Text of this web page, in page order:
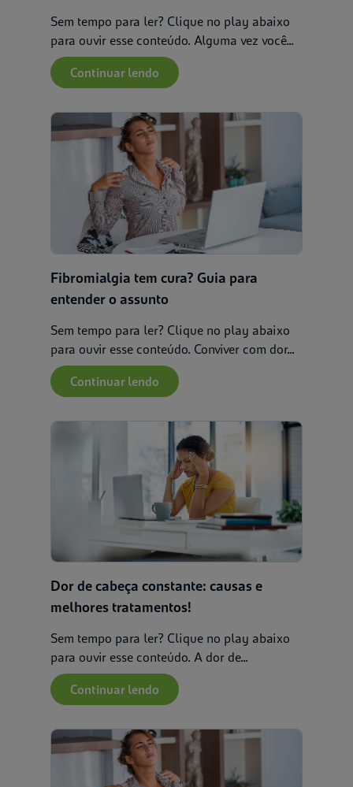
Sem tempo para ler? Clique no play abaixo
para ouvir esse conteúdo. Alguma vez você...
Continuar lendo
Fibromialgia tem cura? Guia para
entender o assunto
Sem tempo para ler? Clique no play abaixo
para ouvir esse conteúdo. Conviver com dor...
Continuar lendo
Dor de cabeça constante: causas e
melhores tratamentos!
Sem tempo para ler? Clique no play abaixo
para ouvir esse conteúdo. A dor de...
Continuar lendo